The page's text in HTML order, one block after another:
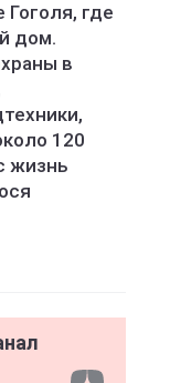
где
дом.
в
120
жизнь